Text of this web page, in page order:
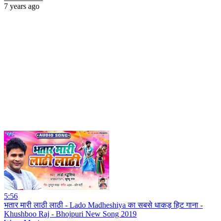
7 years ago
5:56
भतार मारी लाठी लाठी - Lado Madheshiya का सबसे धाकड़ हिट गाना -
Khushboo Raj - Bhojpuri New Song 2019